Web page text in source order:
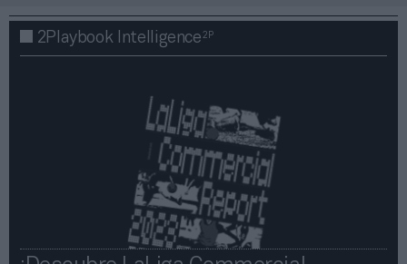
2Playbook Intelligence2P